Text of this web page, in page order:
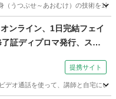
（うつぶせ～あおむけ）の技術を1
ンライン、1日完結フェイ
証ディプロマ発行、スマ
提携サイト
デオ通話を使って、講師と自宅に